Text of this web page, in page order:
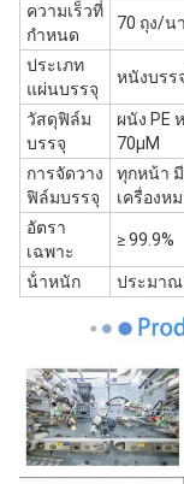
ความเร็วที่
กําหนด
70 ถุง/น
ประเภท
แผ่นบรรจุ
หนังบรร
วัสดุฟิล์ม
บรรจุ
ผนัง PE
70μM
การจัดวาง
ฟิล์มบรรจุ
ทุกหน้า
เครื่องห
อัตรา
เฉพาะ
≥ 99.9%
น้ําหนัก ประมาณ